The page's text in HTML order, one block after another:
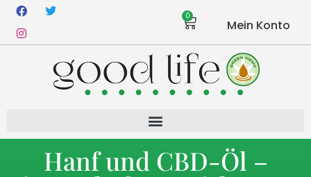
0
Mein Konto
Hanf und CBD-Öl –